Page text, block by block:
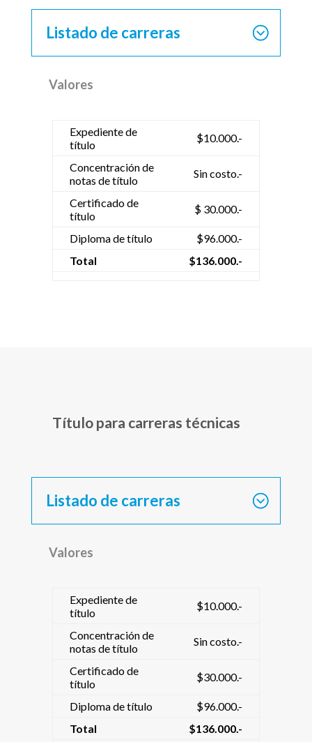
Listado de carreras
Valores
Expediente de
título
$10.000.-
Concentración de
notas de título
Sin costo.-
Certificado de
título
$ 30.000.-
Diploma de título
$96.000.-
Total
$136.000.-
Título para carreras técnicas
Listado de carreras
Valores
Expediente de
título
$10.000.-
Concentración de
notas de título
Sin costo.-
Certificado de
título
$30.000.-
Diploma de título
$96.000.-
Total
$136.000.-